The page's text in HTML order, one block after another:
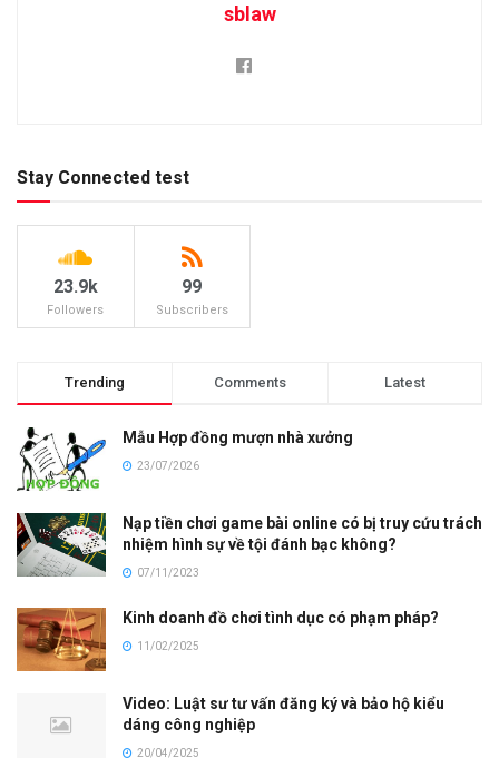
sblaw
Stay Connected test
23.9k
Followers
99
Subscribers
Trending Comments Latest
Mẫu Hợp đồng mượn nhà xưởng
23/07/2026
Nạp tiền chơi game bài online có bị truy cứu trách
nhiệm hình sự về tội đánh bạc không?
07/11/2023
Kinh doanh đồ chơi tình dục có phạm pháp?
11/02/2025
Video: Luật sư tư vấn đăng ký và bảo hộ kiểu
dáng công nghiệp
20/04/2025